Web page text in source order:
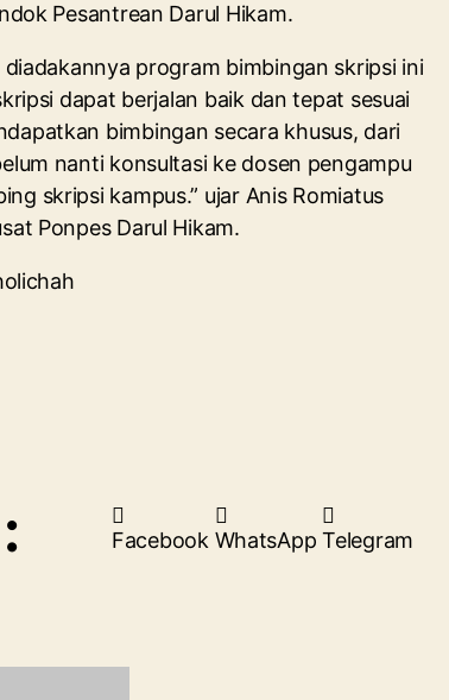
Pesantrean Darul Hikam.
diadakannya program bimbingan skripsi ini
dapat berjalan baik dan tepat sesuai
bimbingan secara khusus, dari
nanti konsultasi ke dosen pengampu
skripsi kampus.” ujar Anis Romiatus
Ponpes Darul Hikam.
Facebook WhatsApp Telegram